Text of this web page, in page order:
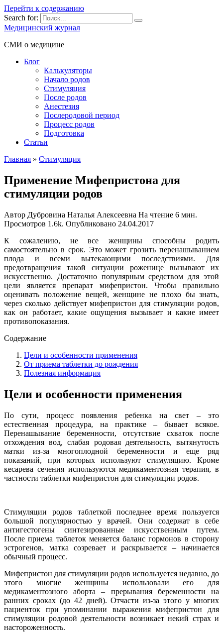
Перейти к содержанию
Search for:
Медицинский журнал
СМИ о медицине
Блог
Калькуляторы
Начало родов
Стимуляция
После родов
Анестезия
Послеродовой период
Процесс родов
Подготовка
Статьи
Главная » Стимуляция
Применение Мифепристона для
стимуляции родов
Автор Дубровина Наталья Алексеевна На чтение 6 мин.
Просмотров 1.6k. Опубликовано 24.04.2017
К сожалению, не все женщины способны родить
самостоятельно в срок. Это может грозить перенашыванием
плода и всеми вытекающими последствиями. Для
предотвращения такой ситуации роженице вызывают их
искусственно. Достаточно популярным средством для этой
цели является препарат мифепристон. Чтобы правильно
оценивать положение вещей, женщине не плохо бы знать,
через сколько действует мифепристон для стимуляции родов,
как он работает, какие ощущения вызывает и какие имеет
противопоказания.
Содержание
Цели и особенности применения
От приема таблетки до рождения
Полезная информация
Цели и особенности применения
По сути, процесс появления ребенка на свет – это
естественная процедура, на практике – бывает всякое.
Перенашывание беременности, отсутствие схваток после
отхождения вод, слабая родовая деятельность, вытянутость
матки из-за многоплодной беременности и еще ряд
показаний, при которых используют стимуляцию. Кроме
кесарева сечения используются медикаментозная терапия, в
частности таблетки мифепристон для стимуляции родов.
Стимуляции родов таблеткой последнее время пользуется
большой популярностью у врачей. Они содержат в себе
антигестогены синтезированные искусственным путем.
После приема таблеток меняется баланс гормонов в сторону
эстрогенов, матка созревает и раскрывается – начинается
обычный процесс.
Мифепристон для стимуляции родов используется недавно, до
этого многие женщины использовали его для
медикаментозного аборта – прерывания беременности на
ранних сроках (до 42 дней). Отчасти из-за этого у многих
пациенток при упоминании выражения мифепристон для
стимуляции родовой деятельности возникает некий страх и
настороженность.